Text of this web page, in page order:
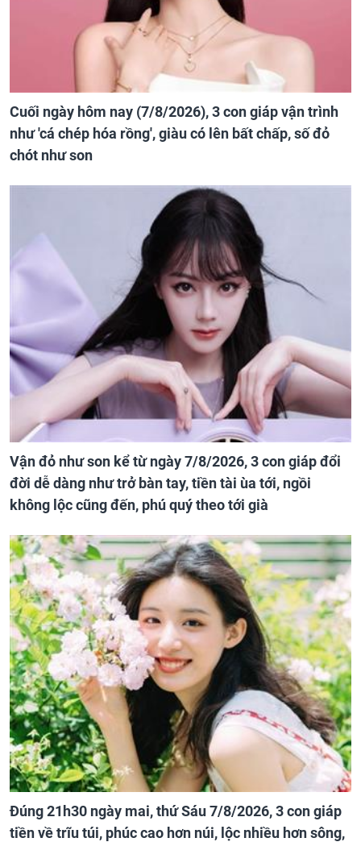
Cuối ngày hôm nay (7/8/2026), 3 con giáp vận trình
như 'cá chép hóa rồng', giàu có lên bất chấp, số đỏ
chót như son
Vận đỏ như son kể từ ngày 7/8/2026, 3 con giáp đổi
đời dễ dàng như trở bàn tay, tiền tài ùa tới, ngồi
không lộc cũng đến, phú quý theo tới già
Đúng 21h30 ngày mai, thứ Sáu 7/8/2026, 3 con giáp
tiền về trĩu túi, phúc cao hơn núi, lộc nhiều hơn sông,